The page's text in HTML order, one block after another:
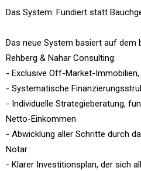
Das System: Fundiert statt
Das neue System basiert auf dem
Rehberg & Nahar Consulting:
- Exclusive Off-Market-
- Systematische
- Individuelle Strategieberatung,
Netto-Einkommen
- Abwicklung aller Schritte durch
Notar
- Klarer Investitionsplan, der sich